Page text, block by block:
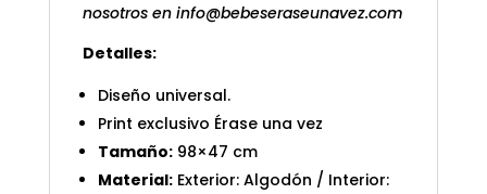
nosotros en info@bebeseraseunavez.com
Detalles:
Diseño universal.
Print exclusivo Érase una vez
Tamaño:98×47 cm
Material:Exterior: Algodón / Interior: